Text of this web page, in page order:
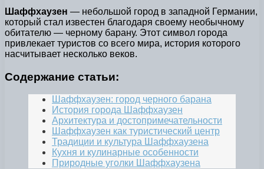
Шаффхаузен — небольшой город в западной Германии,
который стал известен благодаря своему необычному
обитателю — черному барану. Этот символ города
привлекает туристов со всего мира, история которого
насчитывает несколько веков.
Содержание статьи:
Шаффхаузен: город черного барана
История города Шаффхаузен
Архитектура и достопримечательности
Шаффхаузен как туристический центр
Традиции и культура Шаффхаузена
Кухня и кулинарные особенности
Природные уголки Шаффхаузена